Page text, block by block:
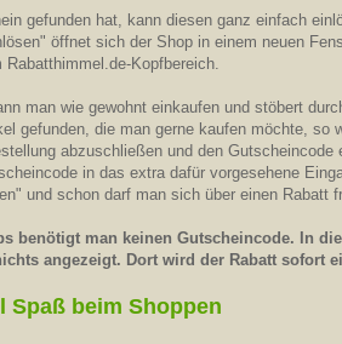
gefunden hat, kann diesen ganz einfach
öffnet sich der Shop in einem neuen
Kopfbereich.
man wie gewohnt einkaufen und stöbert
gefunden, die man gerne kaufen möchte, so
abzuschließen und den Gutscheincode
in das extra dafür vorgesehene
und schon darf man sich über einen Rabatt
benötigt man keinen Gutscheincode. In
angezeigt. Dort wird der Rabatt sofort
Spaß beim Shoppen